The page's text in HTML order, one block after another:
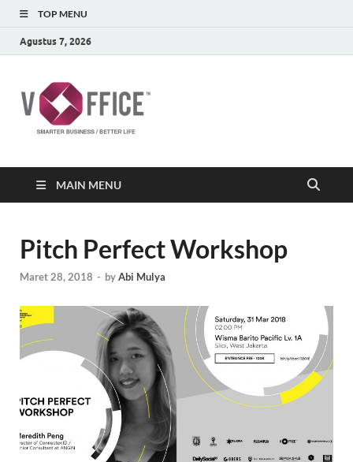
TOP MENU
Agustus 7, 2026
MAIN MENU
Pitch Perfect Workshop
Maret 28, 2018 - byAbi Mulya